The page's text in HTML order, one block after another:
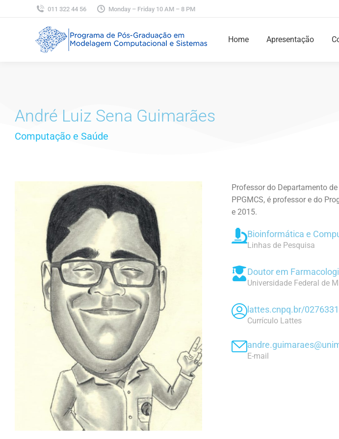
011 322 44 56 Monday – Friday 10 AM – 8 PM
Home Apresentação
André Luiz Sena Guimarães
Computação e Saúde
Professor do Departamento
PPGMCS, é professor e do
e 2015.
Bioinformática e
Linhas de Pesquisa
Doutor em
Universidade Federal de
lattes.cnpq.br/
Currículo Lattes
E-mail